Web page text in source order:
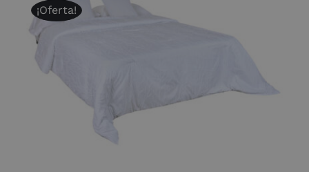
¡Oferta!